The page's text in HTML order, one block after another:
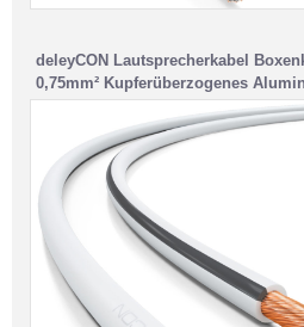
deleyCON Lautsprecherkabel
0,75mm² Kupferüberzogenes
BauPVO / CPR – Weiß